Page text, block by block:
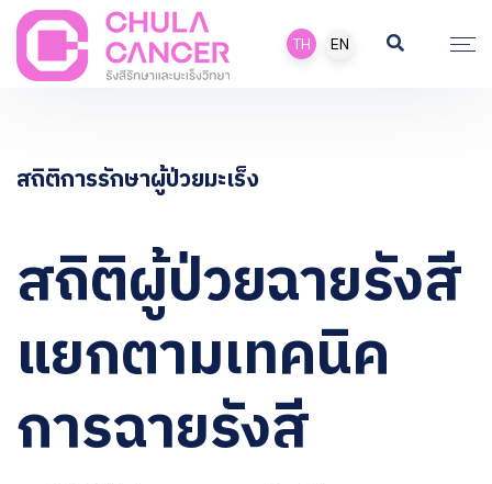
TH EN
สถิติการรักษาผู้ป่วยมะเร็ง
สถิติผู้ป่วยฉายรังสี
แยกตามเทคนิค
การฉายรังสี